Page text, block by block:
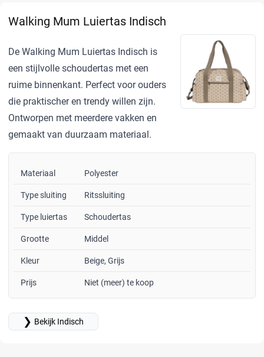
Walking Mum Luiertas Indisch
De Walking Mum Luiertas Indisch is
een stijlvolle schoudertas met een
ruime binnenkant. Perfect voor ouders
die praktischer en trendy willen zijn.
Ontworpen met meerdere vakken en
gemaakt van duurzaam materiaal.
Materiaal Polyester
Type sluiting Ritssluiting
Type luiertas Schoudertas
Grootte Middel
Kleur Beige, Grijs
Prijs Niet (meer) te koop
❯ Bekijk Indisch